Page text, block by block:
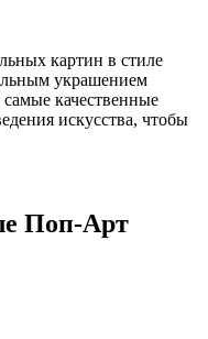
картин в стиле
украшением
качественные
искусства, чтобы
Поп-Арт